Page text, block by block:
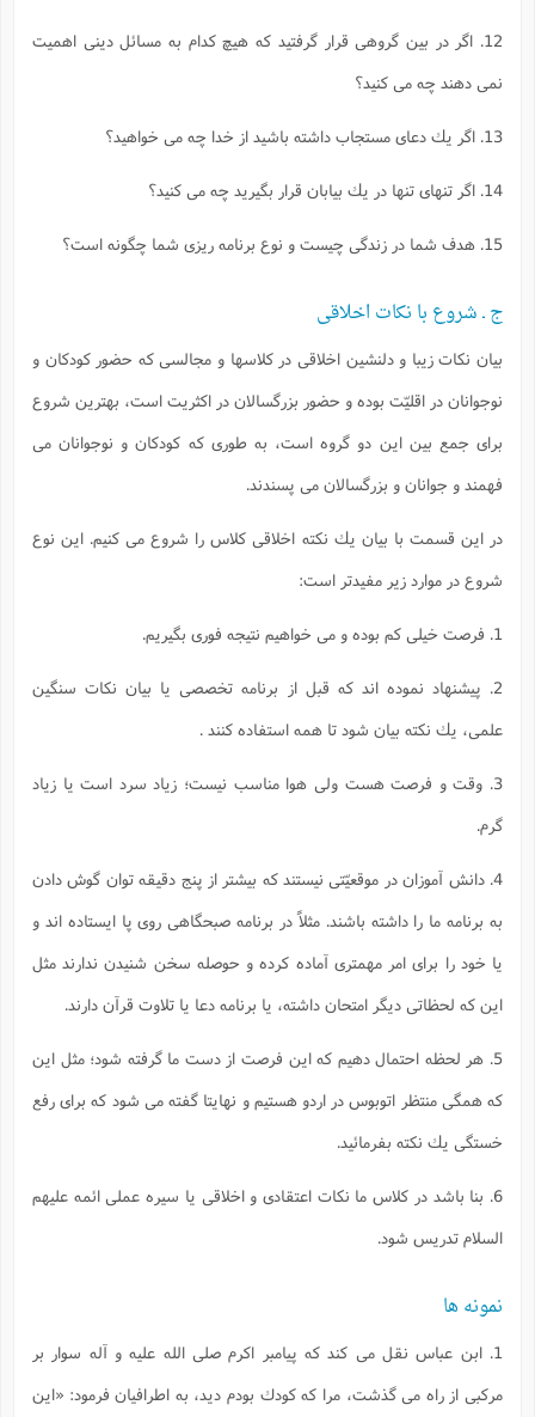
12. اگر در بين گروهى قرار گرفتيد كه هيچ كدام به مسائل دينى اهميت
نمى دهند چه مى كنيد؟
13. اگر يك دعاى مستجاب داشته باشيد از خدا چه مى خواهيد؟
14. اگر تنهاى تنها در يك بيابان قرار بگيريد چه مى كنيد؟
15. هدف شما در زندگى چيست و نوع برنامه ريزى شما چگونه است؟
ج ـ شروع با نكات اخلاقى
بيان نكات زيبا و دلنشين اخلاقى در كلاسها و مجالسى كه حضور كودكان و
نوجوانان در اقليّت بوده و حضور بزرگسالان در اكثريت است، بهترين شروع
براى جمع بين اين دو گروه است، به طورى كه كودكان و نوجوانان مى
فهمند و جوانان و بزرگسالان مى پسندند.
در اين قسمت با بيان يك نكته اخلاقى كلاس را شروع مى كنيم. اين نوع
شروع در موارد زير مفيدتر است:
1. فرصت خيلى كم بوده و مى خواهيم نتيجه فورى بگيريم.
2. پيشنهاد نموده اند كه قبل از برنامه تخصصى يا بيان نكات سنگين
علمى، يك نكته بيان شود تا همه استفاده کنند .
3. وقت و فرصت هست ولى هوا مناسب نيست؛ زياد سرد است يا زياد
گرم.
4. دانش آموزان در موقعيّتى نيستند كه بيشتر از پنج دقيقه توان گوش دادن
به برنامه ما را داشته باشند. مثلاً در برنامه صبحگاهى روى پا ايستاده اند و
يا خود را براى امر مهمترى آماده كرده و حوصله سخن شنيدن ندارند مثل
اين كه لحظاتى ديگر امتحان داشته، يا برنامه دعا يا تلاوت قرآن دارند.
5. هر لحظه احتمال دهيم كه اين فرصت از دست ما گرفته شود؛ مثل اين
كه همگى منتظر اتوبوس در اردو هستيم و نهايتا گفته مى شود كه براى رفع
خستگى يك نكته بفرمائيد.
6. بنا باشد در كلاس ما نكات اعتقادى و اخلاقى يا سيره عملى ائمه عليهم
السلام تدريس شود.
نمونه ها
1. ابن عباس نقل مى كند كه پيامبر اكرم صلى الله عليه و آله سوار بر
مركبى از راه مى گذشت، مرا كه كودك بودم ديد، به اطرافيان فرمود: «اين